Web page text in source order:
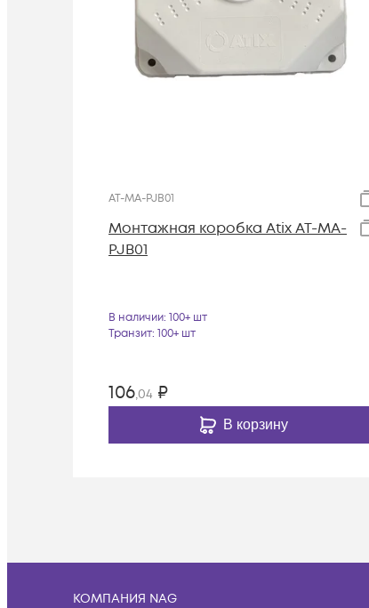
AT-MA-PJB01
Монтажная коробка Atix AT-MA-
PJB01
В наличии: 100+ шт
Транзит: 100+ шт
106,04 ₽
В корзину
КОМПАНИЯ NAG